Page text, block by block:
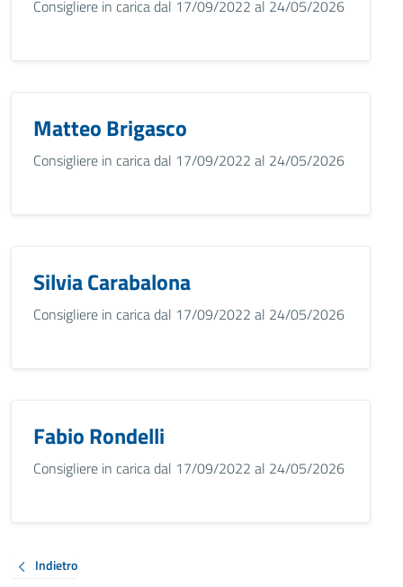
Consigliere in carica dal 17/09/2022 al 24/05/2026
Matteo Brigasco
Consigliere in carica dal 17/09/2022 al 24/05/2026
Silvia Carabalona
Consigliere in carica dal 17/09/2022 al 24/05/2026
Fabio Rondelli
Consigliere in carica dal 17/09/2022 al 24/05/2026
Indietro